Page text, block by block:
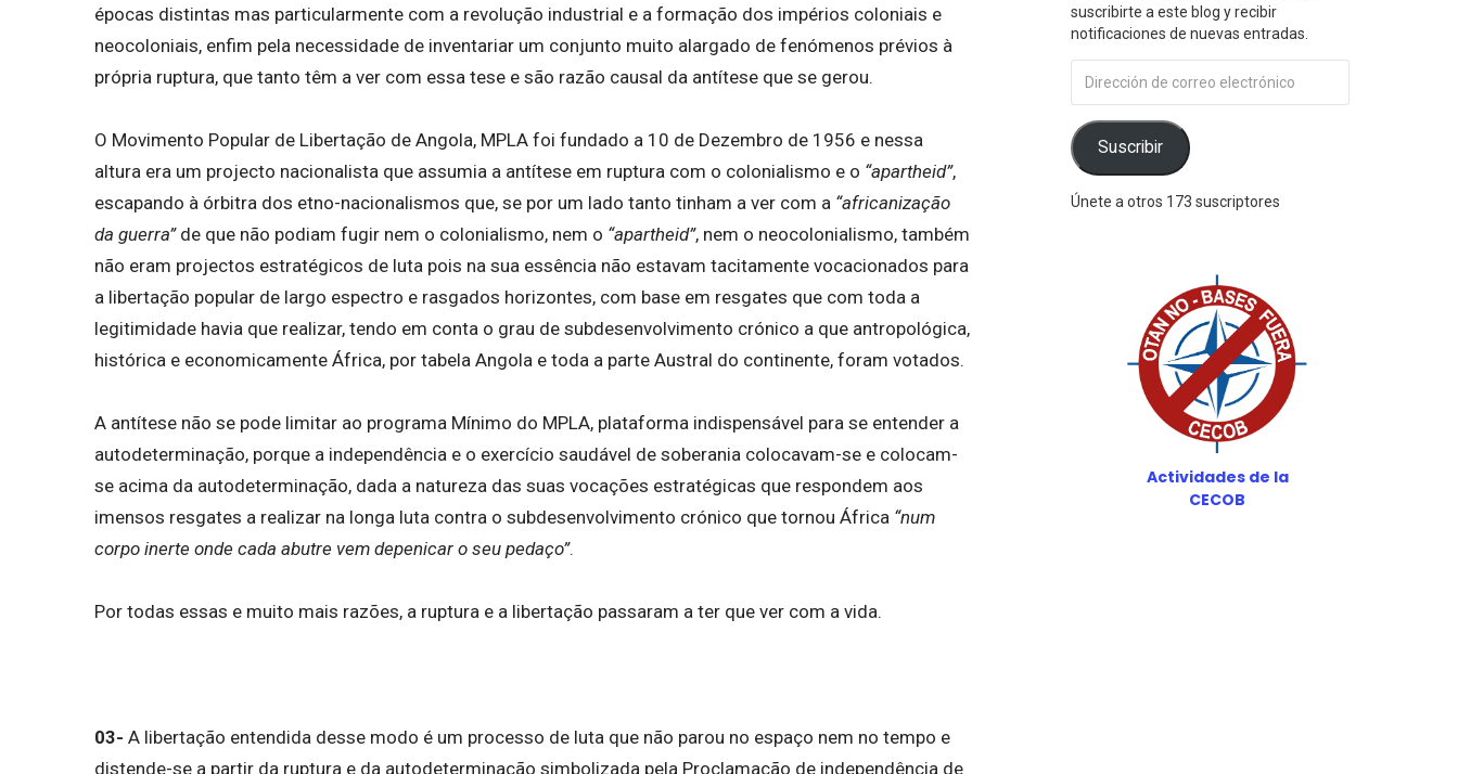
épocas distintas mas particularmente com a revolução industrial e a formação dos impérios coloniais e
neocoloniais, enfim pela necessidade de inventariar um conjunto muito alargado de fenómenos prévios à
própria ruptura, que tanto têm a ver com essa tese e são razão causal da antítese que se gerou.
O Movimento Popular de Libertação de Angola, MPLA foi fundado a 10 de Dezembro de 1956 e nessa
altura era um projecto nacionalista que assumia a antítese em ruptura com o colonialismo e o “apartheid”,
escapando à órbitra dos etno-nacionalismos que, se por um lado tanto tinham a ver com a “africanização
da guerra”de que não podiam fugir nem o colonialismo, nem o “apartheid”, nem o neocolonialismo, também
não eram projectos estratégicos de luta pois na sua essência não estavam tacitamente vocacionados para
a libertação popular de largo espectro e rasgados horizontes, com base em resgates que com toda a
legitimidade havia que realizar, tendo em conta o grau de subdesenvolvimento crónico a que antropológica,
histórica e economicamente África, por tabela Angola e toda a parte Austral do continente, foram votados.
A antítese não se pode limitar ao programa Mínimo do MPLA, plataforma indispensável para se entender a
autodeterminação, porque a independência e o exercício saudável de soberania colocavam-se e colocam-
se acima da autodeterminação, dada a natureza das suas vocações estratégicas que respondem aos
imensos resgates a realizar na longa luta contra o subdesenvolvimento crónico que tornou África “num
corpo inerte onde cada abutre vem depenicar o seu pedaço”.
Por todas essas e muito mais razões, a ruptura e a libertação passaram a ter que ver com a vida.
03- A libertação entendida desse modo é um processo de luta que não parou no espaço nem no tempo e
distende-se a partir da ruptura e da autodeterminação simbolizada pela Proclamação de independência de
suscribirte a este blog y recibir
notificaciones de nuevas entradas.
de
correo
electrónico
Suscribir
Únete a otros 173 suscriptores
Actividades de la
CECOB